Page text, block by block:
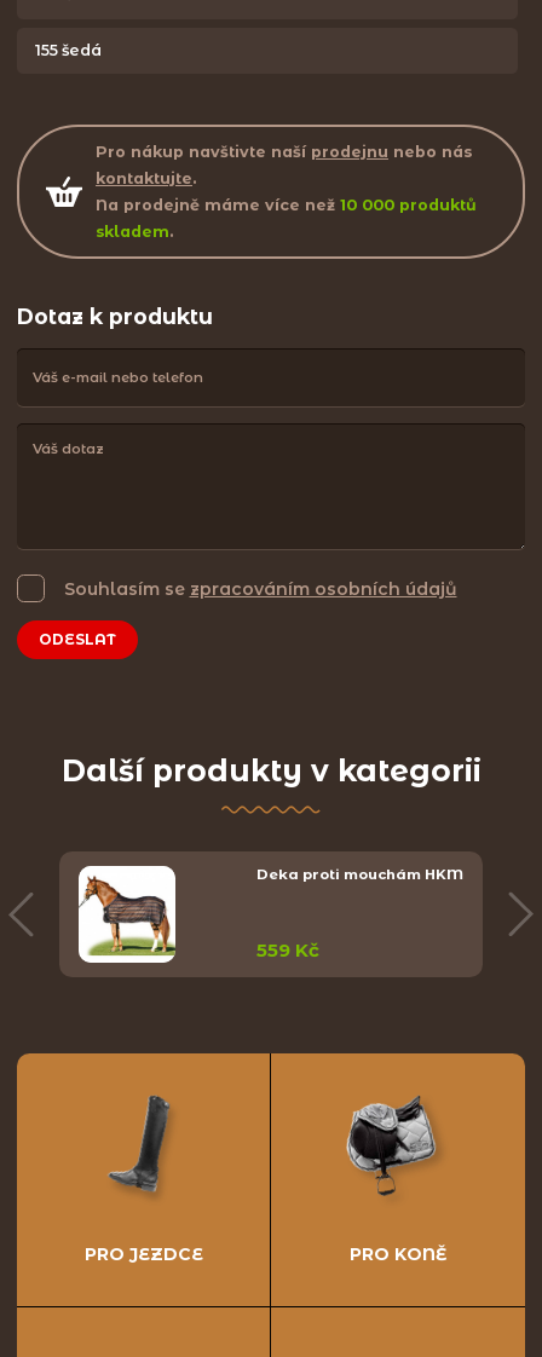
155 šedá
Pro nákup navštivte naší prodejnu nebo nás
kontaktujte.
Na prodejně máme více než 10 000 produktů
skladem.
Dotaz k produktu
Souhlasím se zpracováním osobních údajů
ODESLAT
Další produkty v kategorii
Deka proti mouchám HKM
559 Kč
PRO JEZDCE PRO KONĚ